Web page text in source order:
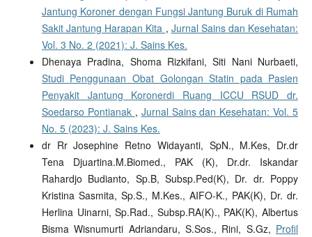
Jantung Koroner dengan Fungsi Jantung Buruk di Rumah
Sakit Jantung Harapan Kita , Jurnal Sains dan Kesehatan:
Vol. 3 No. 2 (2021): J. Sains Kes.
Dhenaya Pradina, Shoma Rizkifani, Siti Nani Nurbaeti,
Studi Penggunaan Obat Golongan Statin pada Pasien
Penyakit Jantung Koronerdi Ruang ICCU RSUD dr.
Soedarso Pontianak , Jurnal Sains dan Kesehatan: Vol. 5
No. 5 (2023): J. Sains Kes.
dr Rr Josephine Retno Widayanti, SpN., M.Kes, Dr.dr
Tena Djuartina.M.Biomed., PAK (K), Dr.dr. Iskandar
Rahardjo Budianto, Sp.B, Subsp.Ped(K), Dr. dr. Poppy
Kristina Sasmita, Sp.S., M.Kes., AIFO-K., PAK(K), Dr. dr.
Herlina Uinarni, Sp.Rad., Subsp.RA(K)., PAK(K), Albertus
Bisma Wisnumurti Adriandaru, S.Sos., Rini, S.Gz, Profil